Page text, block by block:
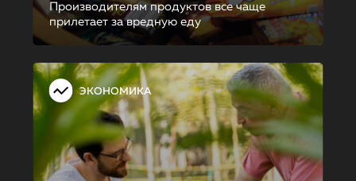
Производителям продуктов все чаще
прилетает за вредную еду
ЭКОНОМИКА